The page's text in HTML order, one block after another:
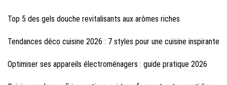
Top 5 des gels douche revitalisants aux arômes riches
Tendances déco cuisine 2026 : 7 styles pour une cuisine inspirante
Optimiser ses appareils électroménagers : guide pratique 2026